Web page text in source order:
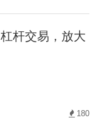
杆交易，放大
180